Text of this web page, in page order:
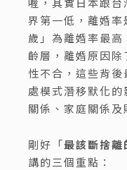
界第一低，離婚
歲」為離婚率最
齡層，離婚原因
性不合，這些背
處模式潛移默化
關係、家庭關係及
剛好「最該斷捨離
講的三個重點：